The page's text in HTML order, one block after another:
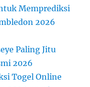
Memprediksi
2026
Paling Jitu
2026
Togel Online